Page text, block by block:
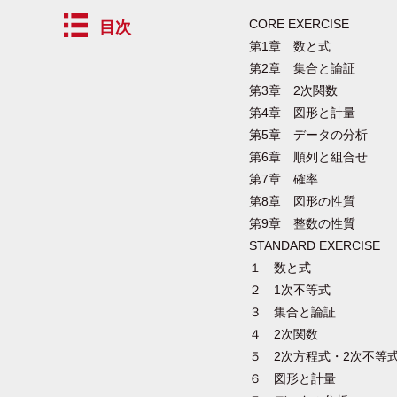
目次
CORE EXERCISE
第1章 数と式
第2章 集合と論証
第3章 2次関数
第4章 図形と計量
第5章 データの分析
第6章 順列と組合せ
第7章 確率
第8章 図形の性質
第9章 整数の性質
STANDARD EXERCISE
１ 数と式
２ 1次不等式
３ 集合と論証
４ 2次関数
５ 2次方程式・2次不等
６ 図形と計量